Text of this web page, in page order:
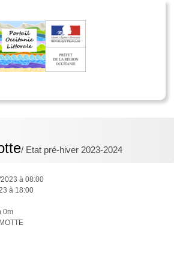
/ Etat pré-hiver 2023-2024
à 08:00
à 18:00
0m